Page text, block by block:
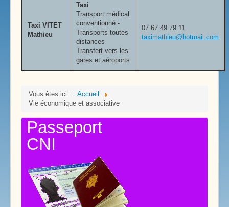
Taxi VITET
Mathieu
Taxi
Transport médical
conventionné -
Transports toutes
distances
Transfert vers les
gares et aéroports
07 67 49 79 11
taximathieu@hotmail.com
Vous êtes ici :
Accueil
Vie économique et associative
Passeport
CNI